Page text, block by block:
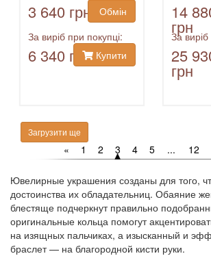
3 640 грн
Обмін
За виріб при покупці:
6 340 грн Купити
14
грн
За
25
грн
Загрузити ще
« 1 2 3 4 5 ... 12
Ювелирные украшения созданы для того,
достоинства их обладательниц. Обаяние
блестяще подчеркнут правильно
оригинальные кольца помогут
на изящных пальчиках, а изысканный и
браслет — на благородной кисти руки.